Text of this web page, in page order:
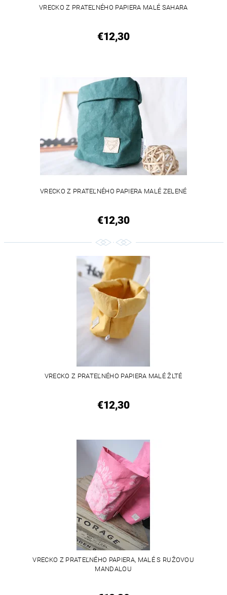
VRECKO Z PRATEĽNÉHO PAPIERA MALÉ SAHARA
€12,30
VRECKO Z PRATEĽNÉHO PAPIERA MALÉ ZELENÉ
€12,30
VRECKO Z PRATEĽNÉHO PAPIERA MALÉ ŽLTÉ
€12,30
VRECKO Z PRATEĽNÉHO PAPIERA, MALÉ S RUŽOVOU
MANDALOU